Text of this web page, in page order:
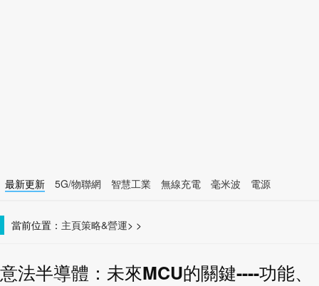
最新更新 5G/物聯網 智慧工業 無線充電 毫米波
電源
當前位置： 主頁 >
策略&營運 >
意法半導體：未來MCU的關鍵----功能、